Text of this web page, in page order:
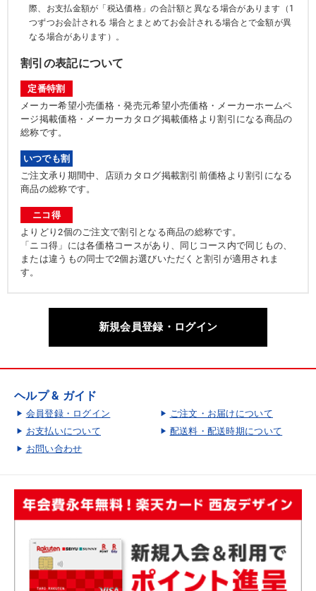
際、お支払金額が「税込価格」の合計額と異なる場合があります（1
つずつお会計される 場合とまとめてお会計される場合とで金額が異
なる場合があります）。
割引の表記について
定番特割
メーカー希望小売価格・発売元希望小売価格・メーカーホームペ
ージ掲載価格・メーカーカタログ掲載価格より割引になる商品の
総称です。
いつでも割
ご注文承り期間中、店頭カタログ掲載割引前価格より割引になる
商品の総称です。
ニコ得
よりどり2個のご注文で割引となる商品の総称です。
「ニコ得」には各価格コースがあり、同じコース内で同じもの、
または違うもの同士で2個お選びいただくと割引が適用されま
す。
新規会員登録・ログイン
ヘルプ & ガイド
会員登録・ログイン
ご注文・お届けについて
お支払いについて
配送料・配送時期について
お問い合わせ